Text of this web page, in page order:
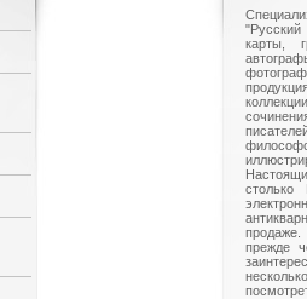
"Русский
карты,
столько
прежде